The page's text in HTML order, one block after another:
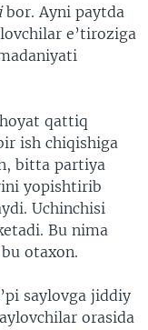
bor. Ayni paytda
e’tiroziga
qattiq
ish chiqishiga
bitta partiya
yopishtirib
Uchinchisi
Bu nima
otaxon.
saylovga jiddiy
orasida